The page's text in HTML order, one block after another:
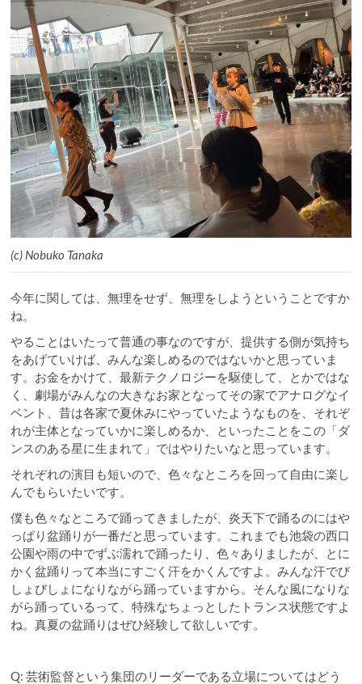
(c) Nobuko Tanaka
今年に関しては、無理をせず、無理をしようということですか
ね。
やることはいたって普通の事なのですが、提供する側が気持ち
をあげていけば、みんな楽しめるのではないかと思っていま
す。お金をかけて、最新テクノロジーを駆使して、とかではな
く、劇場がみんなの大きなお家となってその家でアナログなイ
ベント、昔は各家で夏休みにやっていたようなものを、それぞ
れが主体となっていかに楽しめるか、といったことをこの「ダ
ンスのある星に生まれて」ではやりたいなと思っています。
それぞれの演目も短いので、色々なところを回って自由に楽し
んでもらいたいです。
僕も色々なところで踊ってきましたが、炎天下で踊るのにはや
っぱり盆踊りが一番だと思っています。これまでも池袋の西口
公園や雨の中でずぶ濡れで踊ったり、色々ありましたが、とに
かく盆踊りって本当にすごく汗をかくんですよ。みんな汗でび
しょびしょになりながら踊っていますから。そんな風になりな
がら踊っているって、特殊なちょっとしたトランス状態ですよ
ね。真夏の盆踊りはぜひ経験して欲しいです。
Q: 芸術監督という集団のリーダーである立場についてはどう